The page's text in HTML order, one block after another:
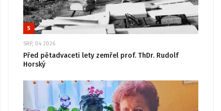
5
SRP, 04 2026
Před pětadvaceti lety zemřel prof. ThDr. Rudolf
Horský